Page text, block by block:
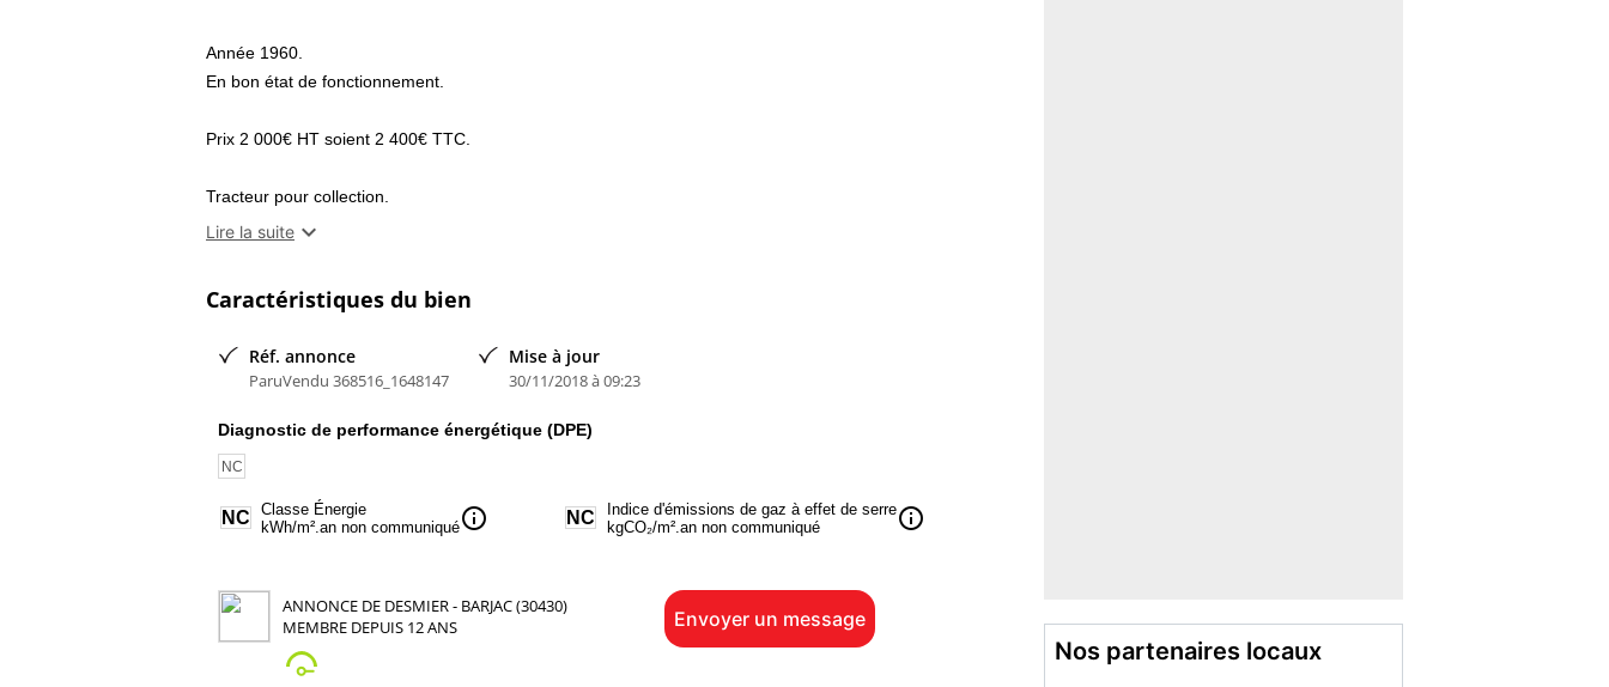
Année 1960.
En bon état de fonctionnement.
Prix 2 000€ HT soient 2 400€ TTC.
Tracteur pour collection.
Lire la suite 
Caractéristiques du bien
Réf. annonce
ParuVendu 368516_1648147
Mise à jour
30/11/2018 à 09:23
Diagnostic de performance énergétique (DPE)
NC
NC
Classe Énergie
kWh/m².an non communiquéinfo NC
Indice d'émissions de gaz à effet de serre
kgCO₂/m².an non communiqué
info
ANNONCE DE DESMIER - BARJAC (30430)
MEMBRE DEPUIS 12 ANS
Envoyer un message
Nos partenaires locaux